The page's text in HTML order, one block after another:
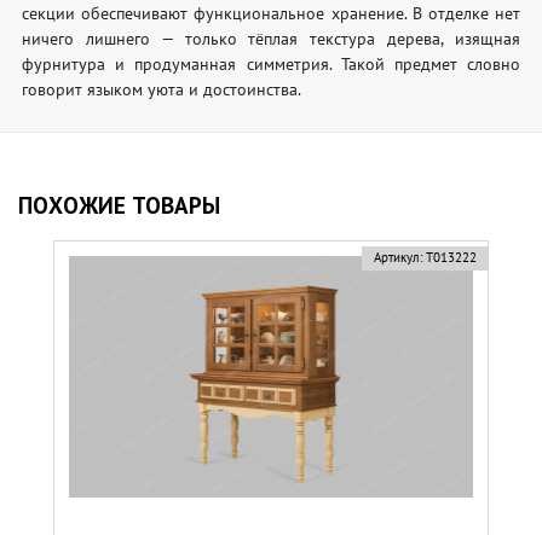
секции обеспечивают функциональное хранение. В отделке нет
ничего лишнего — только тёплая текстура дерева, изящная
фурнитура и продуманная симметрия. Такой предмет словно
говорит языком уюта и достоинства.
ПОХОЖИЕ ТОВАРЫ
Артикул: Т013222